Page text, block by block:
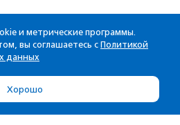
и метрические программы.
вы соглашаетесь с Политикой
данных
Хорошо